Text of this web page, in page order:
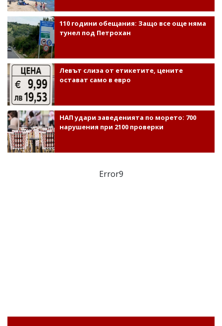
110 години обещания: Защо все още няма
тунел под Петрохан
Левът слиза от етикетите, цените
остават само в евро
НАП удари заведенията по морето: 700
нарушения при 2100 проверки
Error9